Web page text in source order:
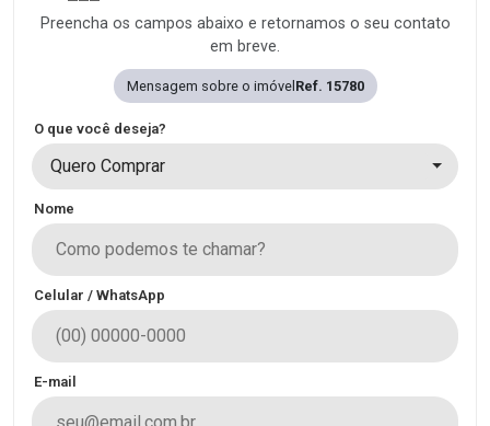
Preencha os campos abaixo e retornamos o seu contato
em breve.
Mensagem sobre o imóvel Ref. 15780
O que você deseja?
Quero Comprar
Nome
Celular / WhatsApp
E-mail